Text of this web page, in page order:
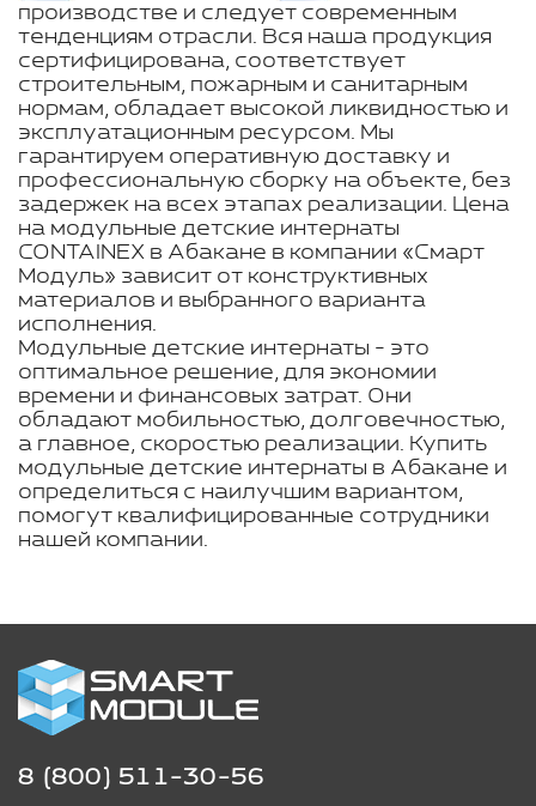
производстве и следует современным
тенденциям отрасли. Вся наша продукция
сертифицирована, соответствует
строительным, пожарным и санитарным
нормам, обладает высокой ликвидностью и
эксплуатационным ресурсом. Мы
гарантируем оперативную доставку и
профессиональную сборку на объекте, без
задержек на всех этапах реализации. Цена
на модульные детские интернаты
CONTAINEX в Абакане в компании «Смарт
Модуль» зависит от конструктивных
материалов и выбранного варианта
исполнения.
Модульные детские интернаты - это
оптимальное решение, для экономии
времени и финансовых затрат. Они
обладают мобильностью, долговечностью,
а главное, скоростью реализации. Купить
модульные детские интернаты в Абакане и
определиться с наилучшим вариантом,
помогут квалифицированные сотрудники
нашей компании.
8 (800) 511-30-56